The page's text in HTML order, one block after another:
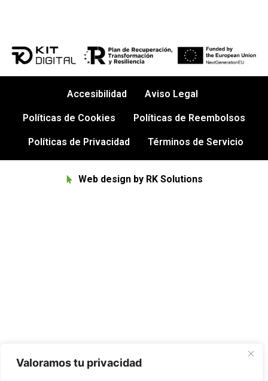
Valoramos tu privacidad
Accesibilidad Aviso Legal
Políticas de Cookies Políticas de Reembolsos
Políticas de Privacidad Términos de Servicio
Web design by RK Solutions